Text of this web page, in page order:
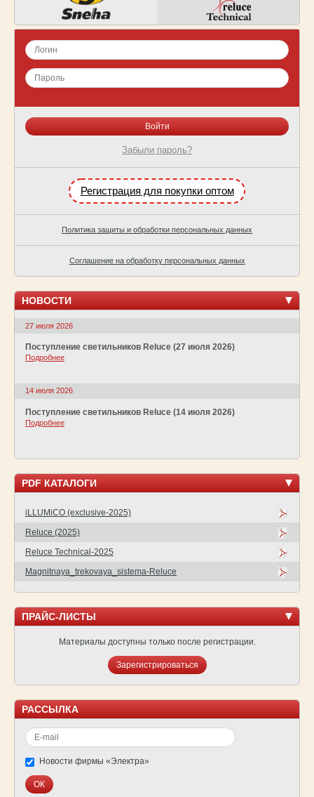
Забыли пароль?
Регистрация для покупки оптом
Политика защиты и обработки персональных данных
Соглашение на обработку персональных данных
НОВОСТИ
27 июля 2026
Поступление светильников Reluce (27 июля 2026)
Подробнее
14 июля 2026
Поступление светильников Reluce (14 июля 2026)
Подробнее
PDF КАТАЛОГИ
iLLUMiCO (exclusive-2025)
Reluce (2025)
Reluce Technical-2025
Magnitnaya_trekovaya_sistema-Reluce
ПРАЙС-ЛИСТЫ
Материалы доступны только после регистрации.
Зарегистрироваться
РАССЫЛКА
Новости фирмы «Электра»